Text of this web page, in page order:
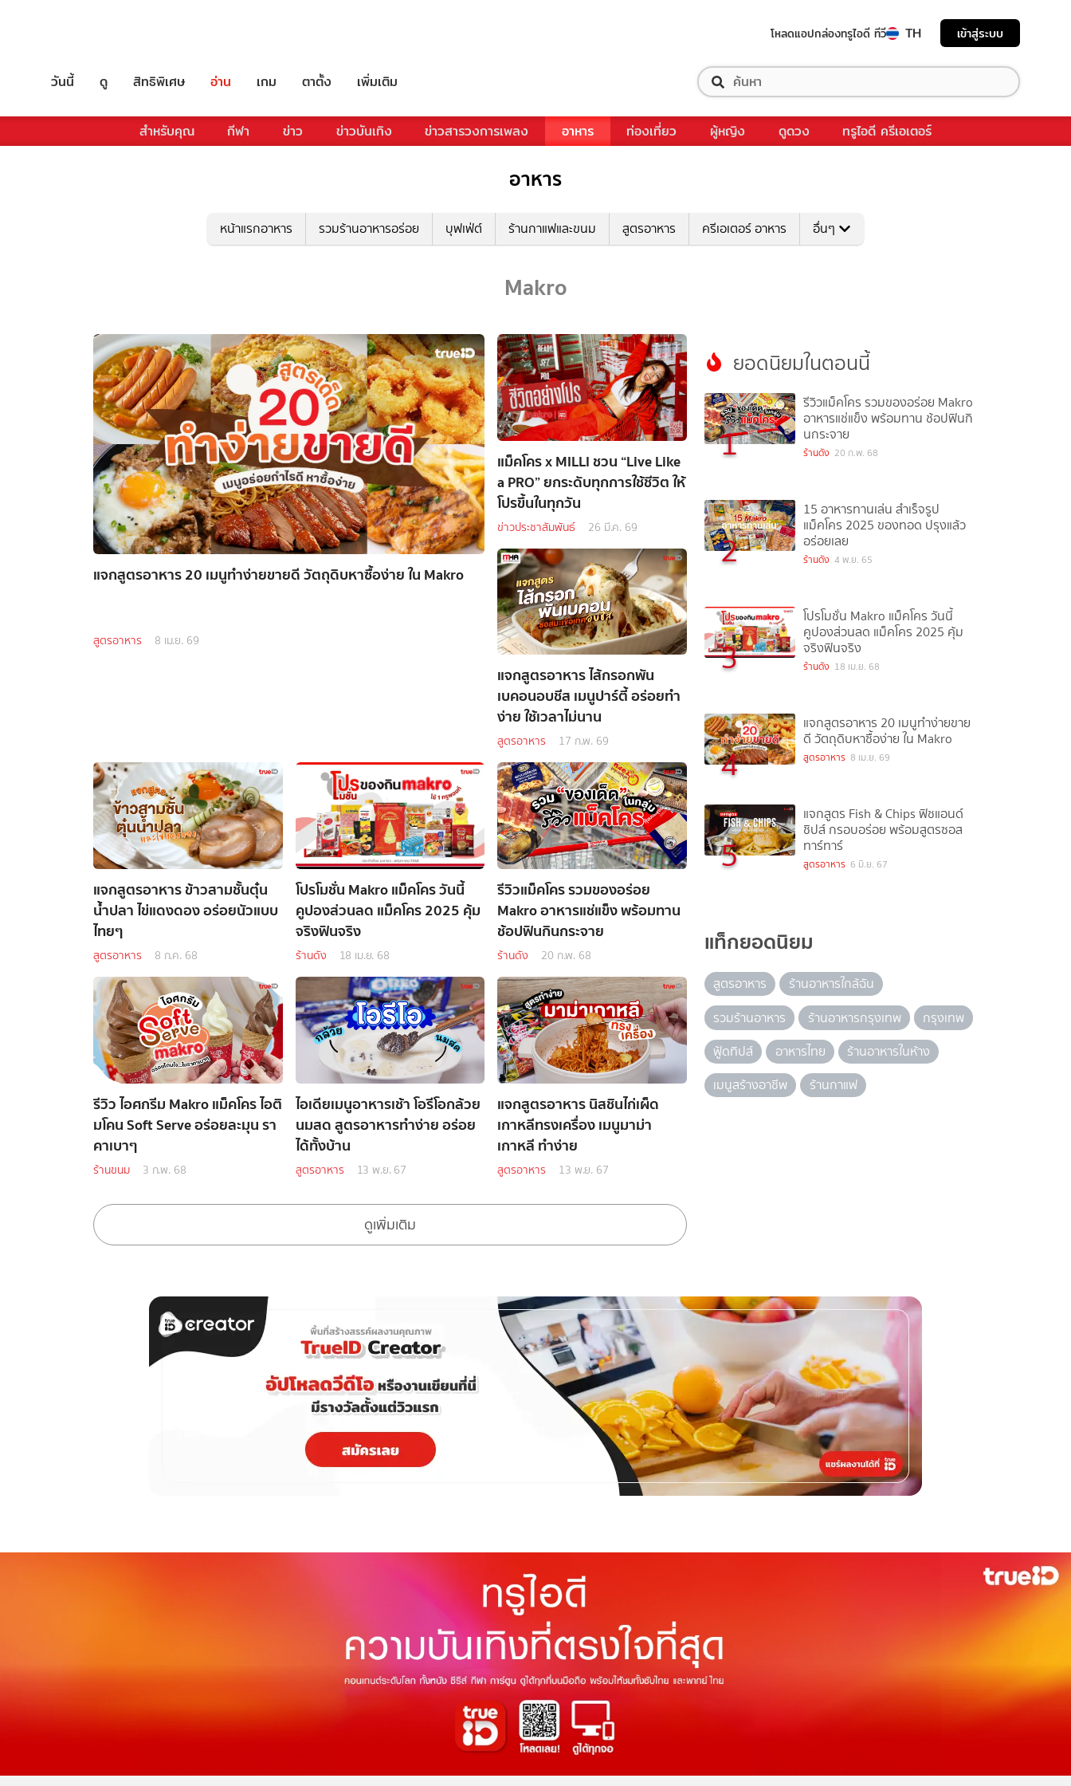
โหลดแอปกล่องทรูไอดี ทีวี TH เข้าสู่ระบบ
วันนี้ ดู สิทธิพิเศษ อ่าน เกม ตาตั้ง เพิ่มเติม
สำหรับคุณ กีฬา ข่าว ข่าวบันเทิง ข่าวสารวงการเพลง อาหาร ท่องเที่ยว ผู้หญิง ดูดวง ทรูไอดี ครีเอเตอร์
อาหาร
หน้าแรกอาหาร รวมร้านอาหารอร่อย บุฟเฟ่ต์ ร้านกาแฟและขนม สูตรอาหาร ครีเอเตอร์ อาหาร อื่นๆ
Makro
แจกสูตรอาหาร 20 เมนูทำง่ายขายดี วัตถุดิบหาซื้อง่าย ใน Makro
สูตรอาหาร 8 เม.ย. 69
แม็คโคร x MILLI ชวน “Live Like
a PRO” ยกระดับทุกการใช้ชีวิต ให้
โปรขึ้นในทุกวัน
ข่าวประชาสัมพันธ์ 26 มี.ค. 69
แจกสูตรอาหาร ไส้กรอกพัน
เบคอนอบชีส เมนูปาร์ตี้ อร่อยทำ
ง่าย ใช้เวลาไม่นาน
สูตรอาหาร 17 ก.พ. 69
แจกสูตรอาหาร ข้าวสามชั้นตุ๋น
น้ำปลา ไข่แดงดอง อร่อยนัวแบบ
ไทยๆ
สูตรอาหาร 8 ก.ค. 68
โปรโมชั่น Makro แม็คโคร วันนี้
คูปองส่วนลด แม็คโคร 2025 คุ้ม
จริงฟินจริง
ร้านดัง 18 เม.ย. 68
รีวิวแม็คโคร รวมของอร่อย
Makro อาหารแช่แข็ง พร้อมทาน
ช้อปฟินกินกระจาย
ร้านดัง 20 ก.พ. 68
รีวิว ไอศกรีม Makro แม็คโคร ไอติ
มโคน Soft Serve อร่อยละมุน รา
คาเบาๆ
ร้านขนม 3 ก.พ. 68
ไอเดียเมนูอาหารเช้า โอรีโอกล้วย
นมสด สูตรอาหารทำง่าย อร่อย
ได้ทั้งบ้าน
สูตรอาหาร 13 พ.ย. 67
แจกสูตรอาหาร นิสชินไก่เผ็ด
เกาหลีทรงเครื่อง เมนูมาม่า
เกาหลี ทำง่าย
สูตรอาหาร 13 พ.ย. 67
ดูเพิ่มเติม
ยอดนิยมในตอนนี้
1
รีวิวแม็คโคร รวมของอร่อย Makro
อาหารแช่แข็ง พร้อมทาน ช้อปฟินกิ
นกระจาย
ร้านดัง 20 ก.พ. 68
2
15 อาหารทานเล่น สำเร็จรูป
แม็คโคร 2025 ของทอด ปรุงแล้ว
อร่อยเลย
ร้านดัง 4 พ.ย. 65
3
โปรโมชั่น Makro แม็คโคร วันนี้
คูปองส่วนลด แม็คโคร 2025 คุ้ม
จริงฟินจริง
ร้านดัง 18 เม.ย. 68
4
แจกสูตรอาหาร 20 เมนูทำง่ายขาย
ดี วัตถุดิบหาซื้อง่าย ใน Makro
สูตรอาหาร 8 เม.ย. 69
5
แจกสูตร Fish & Chips ฟิชแอนด์
ชิปส์ กรอบอร่อย พร้อมสูตรซอส
ทาร์ทาร์
สูตรอาหาร 6 มิ.ย. 67
แท็กยอดนิยม
สูตรอาหาร
ร้านอาหารใกล้ฉัน
รวมร้านอาหาร
ร้านอาหารกรุงเทพ
กรุงเทพ
ฟู้ดทิปส์
อาหารไทย
ร้านอาหารในห้าง
เมนูสร้างอาชีพ
ร้านกาแฟ